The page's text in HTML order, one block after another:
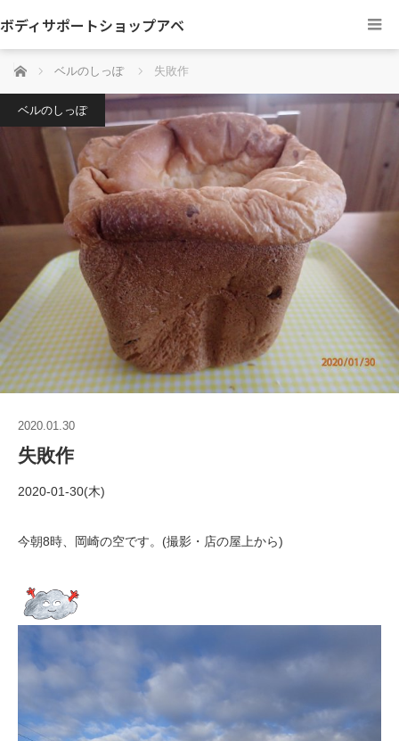
ボディサポートショップアベ
ホーム ベルのしっぽ 失敗作
ベルのしっぽ
2020.01.30
失敗作
2020-01-30(木)
今朝8時、岡崎の空です。(撮影・店の屋上から)